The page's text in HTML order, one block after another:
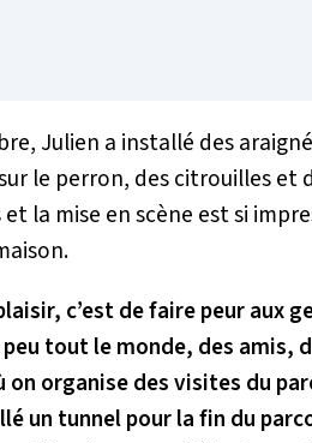
Julien a installé des
le perron, des citrouilles et
la mise en scène est si
c’est de faire peur aux
tout le monde, des
organise des visites du
un tunnel pour la fin du